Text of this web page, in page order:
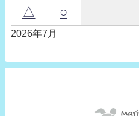
△ ○
2026年7月